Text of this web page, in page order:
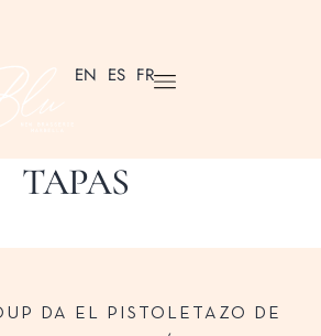
EN ES FR
TAPAS
DA EL PISTOLETAZO DE